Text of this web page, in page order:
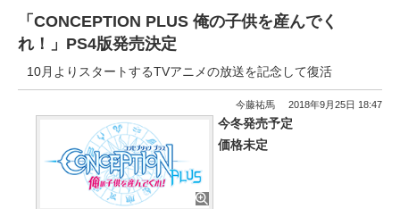
「CONCEPTION PLUS 俺の子供を産んでく
れ！」PS4版発売決定
10月よりスタートするTVアニメの放送を記念して復活
今藤祐馬 2018年9月25日 18:47
今冬発売予定
価格未定